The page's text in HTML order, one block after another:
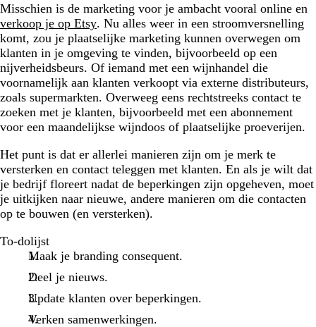
Misschien is de marketing voor je ambacht vooral online en
verkoop je op Etsy. Nu alles weer in een stroomversnelling
komt, zou je plaatselijke marketing kunnen overwegen om
klanten in je omgeving te vinden, bijvoorbeeld op een
nijverheidsbeurs. Of iemand met een wijnhandel die
voornamelijk aan klanten verkoopt via externe distributeurs,
zoals supermarkten. Overweeg eens rechtstreeks contact te
zoeken met je klanten, bijvoorbeeld met een abonnement
voor een maandelijkse wijndoos of plaatselijke proeverijen.
Het punt is dat er allerlei manieren zijn om je merk te
versterken en contact teleggen met klanten. En als je wilt dat
je bedrijf floreert nadat de beperkingen zijn opgeheven, moet
je uitkijken naar nieuwe, andere manieren om die contacten
op te bouwen (en versterken).
To-dolijst
Maak je branding consequent.
Deel je nieuws.
Update klanten over beperkingen.
Verken samenwerkingen.